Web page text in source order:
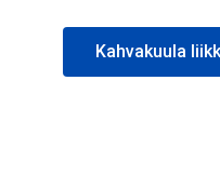
Kahvakuula